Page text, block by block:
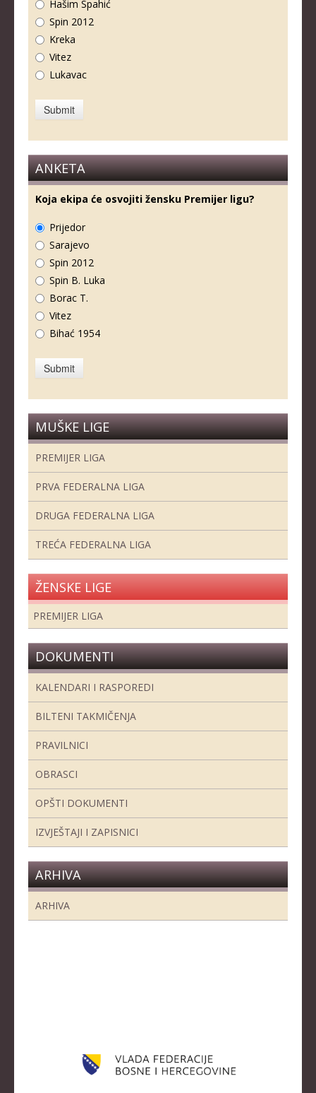
Hašim Spahić
Spin 2012
Kreka
Vitez
Lukavac
ANKETA
Koja ekipa će osvojiti žensku Premijer ligu?
Prijedor
Sarajevo
Spin 2012
Spin B. Luka
Borac T.
Vitez
Bihać 1954
MUŠKE LIGE
PREMIJER LIGA
PRVA FEDERALNA LIGA
DRUGA FEDERALNA LIGA
TREĆA FEDERALNA LIGA
ŽENSKE LIGE
PREMIJER LIGA
DOKUMENTI
KALENDARI I RASPOREDI
BILTENI TAKMIČENJA
PRAVILNICI
OBRASCI
OPŠTI DOKUMENTI
IZVJEŠTAJI I ZAPISNICI
ARHIVA
ARHIVA